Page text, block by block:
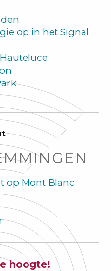
op in het Signal
op Mont Blanc
hoogte!